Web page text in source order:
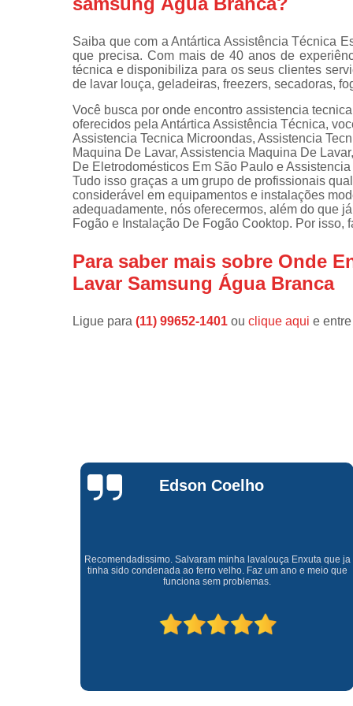
lava e
de fogão
em freezer
Saiba que com a Antártica Assistência Técnica
que precisa. Com mais de 40 anos de
técnica e disponibiliza para os seus clientes
de lavar louça, geladeiras, freezers, secadoras,
Você busca por onde encontro assistencia
oferecidos pela Antártica Assistência Técnica,
Assistencia Tecnica Microondas, Assistencia
Maquina De Lavar, Assistencia Maquina De
De Eletrodomésticos Em São Paulo e
Tudo isso graças a um grupo de profissionais
considerável em equipamentos e instalações
adequadamente, nós oferecermos, além do que
Fogão e Instalação De Fogão Cooktop. Por isso,
Para saber mais sobre Onde
Lavar Samsung Água Branca
Ligue para (11) 99652-1401 ou clique aqui e
Waldirene
Monteiro
Uma empresa á 41 anos no mercado que sempre valoriza o
cliente ótimo atendimento com garantia de todos o serviços.